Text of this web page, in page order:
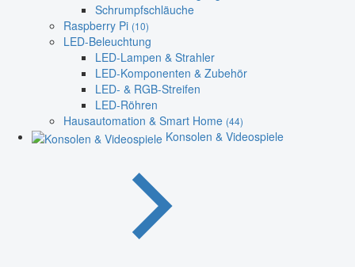
Schrumpfschläuche
Raspberry Pi (10)
LED-Beleuchtung
LED-Lampen & Strahler
LED-Komponenten & Zubehör
LED- & RGB-Streifen
LED-Röhren
Hausautomation & Smart Home (44)
Konsolen & Videospiele